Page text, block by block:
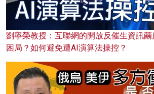
劉寧榮教授：互聯網的開放反催生資訊繭
困局？如何避免遭AI演算法操控？